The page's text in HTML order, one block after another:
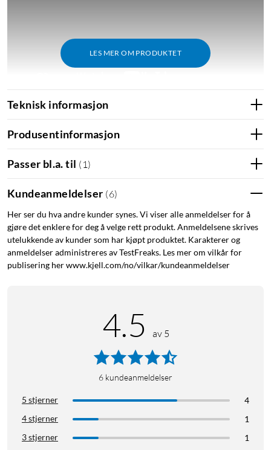
LES MER OM PRODUKTET
Teknisk informasjon
Produsentinformasjon
Passer bl.a. til ( 1 )
Kundeanmeldelser (6)
Her ser du hva andre kunder synes. Vi viser alle anmeldelser for å
gjøre det enklere for deg å velge rett produkt. Anmeldelsene skrives
utelukkende av kunder som har kjøpt produktet. Karakterer og
anmeldelser administreres av TestFreaks. Les mer om vilkår for
publisering her www.kjell.com/no/vilkar/kundeanmeldelser
4.5 av 5
6 kundeanmeldelser
5 stjerner
4
4 stjerner
1
3 stjerner
1